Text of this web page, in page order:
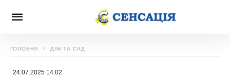
ГОЛОВНА ДІМ ТА САД
24.07.2025 14:02